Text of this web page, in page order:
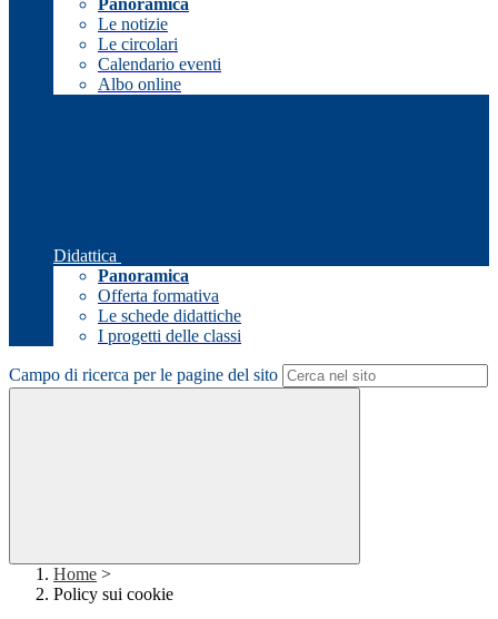
Panoramica
Le notizie
Le circolari
Calendario eventi
Albo online
Didattica
Panoramica
Offerta formativa
Le schede didattiche
I progetti delle classi
Campo di ricerca per le pagine del sito
Home >
Policy sui cookie